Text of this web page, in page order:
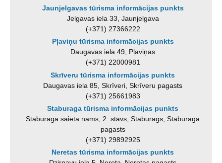
Jaunjelgavas tūrisma informācijas punkts
Jelgavas iela 33, Jaunjelgava
(+371) 27366222
Pļaviņu tūrisma informācijas punkts
Daugavas iela 49, Pļaviņas
(+371) 22000981
Skrīveru tūrisma informācijas punkts
Daugavas iela 85, Skrīveri, Skrīveru pagasts
(+371) 25661983
Staburaga tūrisma informācijas punkts
Staburaga saieta nams, 2. stāvs, Staburags, Staburaga
pagasts
(+371) 29892925
Neretas tūrisma informācijas punkts